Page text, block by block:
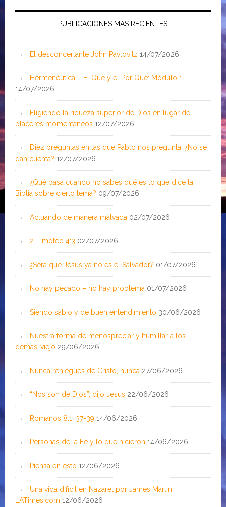
PUBLICACIONES MÁS RECIENTES
El desconcertante John Pavlovitz 14/07/2026
Hermenéutica – El Qué y el Por Qué: Módulo 1
14/07/2026
Eligiendo la riqueza superior de Dios en lugar de
placeres momentáneos 12/07/2026
Diez preguntas en las que Pablo nos pregunta: ¿No se
dan cuenta? 12/07/2026
¿Qué pasa cuando no sabes qué es lo que dice la
Biblia sobre cierto tema? 09/07/2026
Actuando de manera malvada 02/07/2026
2 Timoteo 4:3 02/07/2026
¿Será que Jesús ya no es el Salvador? 01/07/2026
No hay pecado – no hay problema 01/07/2026
Siendo sabio y de buen entendimiento 30/06/2026
Nuestra forma de menospreciar y humillar a los
demás-viejo 29/06/2026
Nunca reniegues de Cristo, nunca 27/06/2026
“Nos son de Dios”, dijo Jesús 22/06/2026
Romanos 8:1, 37-39 14/06/2026
Personas de la Fe y lo que hicieron 14/06/2026
Piensa en esto 12/06/2026
Una vida difícil en Nazaret por James Martin;
LATimes.com 12/06/2026